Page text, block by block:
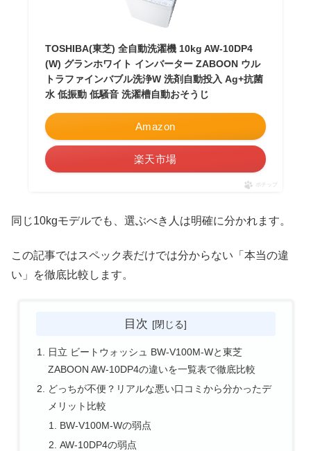
TOSHIBA(東芝) 全自動洗濯機 10kg AW-10DP4
(W) グランホワイト インバーター ZABOON ウル
トラファインバブル洗浄W 洗剤自動投入 Ag+抗菌
水 低振動 低騒音 洗濯槽自動おそうじ
Amazon
楽天市場
ポチップ
同じ10kgモデルでも、選ぶべき人は明確に分かれます。
この記事ではスペック表だけでは分からない「本当の違
い」を徹底比較します。
目次
日立 ビートウォッシュ BW-V100M-Wと東芝
ZABOON AW-10DP4の違いを一覧表で徹底比較
どっちが不便？リアルな悪い口コミから分かったデ
メリット比較
BW-V100M-Wの弱点
AW-10DP4の弱点